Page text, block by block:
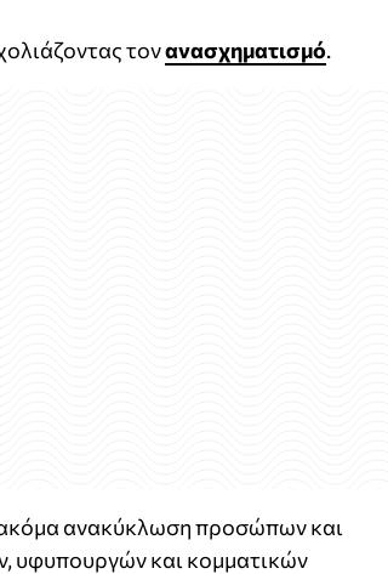
τονανασχηματισμό.
ανακύκλωση προσώπων και
υφυπουργών και κομματικών